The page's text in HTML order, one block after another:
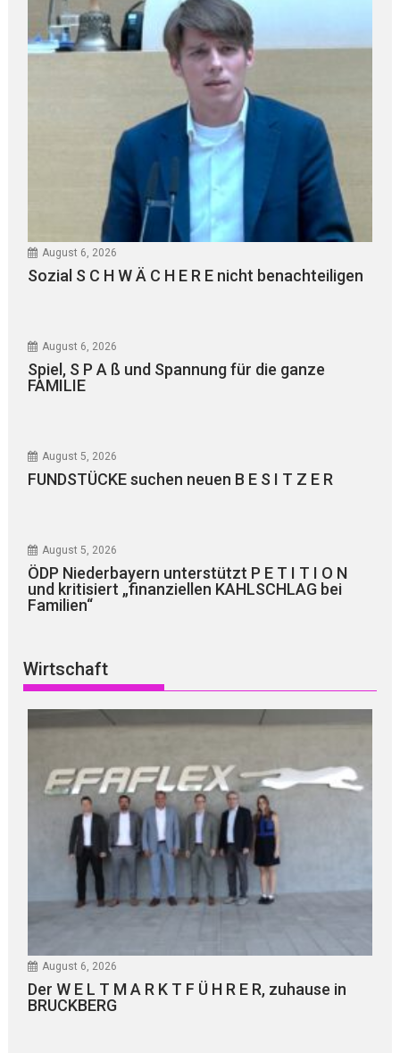
August 6, 2026
Sozial S C H W Ä C H E R E nicht benachteiligen
August 6, 2026
Spiel, S P A ß und Spannung für die ganze
FAMILIE
August 5, 2026
FUNDSTÜCKE suchen neuen B E S I T Z E R
August 5, 2026
ÖDP Niederbayern unterstützt P E T I T I O N
und kritisiert „finanziellen KAHLSCHLAG bei
Familien“
Wirtschaft
August 6, 2026
Der W E L T M A R K T F Ü H R E R, zuhause in
BRUCKBERG